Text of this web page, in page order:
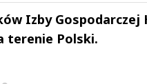
Izby
terenie Polski.